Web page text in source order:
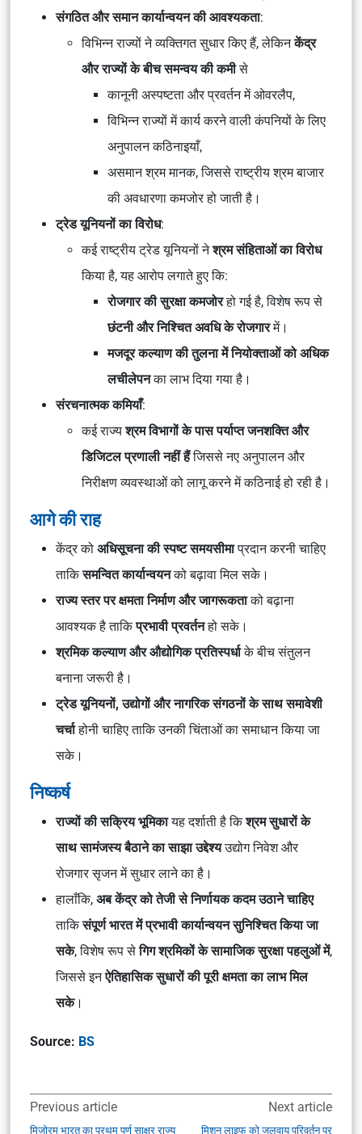
संगठित और समान कार्यान्वयन की आवश्यकता:
विभिन्न राज्यों ने व्यक्तिगत सुधार किए हैं, लेकिनकेंद्र
और राज्यों के बीच समन्वय की कमीसे
कानूनी अस्पष्टता और प्रवर्तन में ओवरलैप,
विभिन्न राज्यों में कार्य करने वाली कंपनियों के लिए
अनुपालन कठिनाइयाँ,
असमान श्रम मानक, जिससे राष्ट्रीय श्रम बाजार
की अवधारणा कमजोर हो जाती है।
ट्रेड यूनियनों का विरोध:
कई राष्ट्रीय ट्रेड यूनियनों नेश्रम संहिताओं का विरोध
किया है, यह आरोप लगाते हुए कि:
रोजगार की सुरक्षा कमजोरहो गई है, विशेष रूप से
छंटनी और निश्चित अवधि के रोजगारमें।
मजदूर कल्याण की तुलना में नियोक्ताओं को अधिक
लचीलेपनका लाभ दिया गया है।
संरचनात्मक कमियाँ:
कई राज्यश्रम विभागों के पास पर्याप्त जनशक्ति और
डिजिटल प्रणाली नहीं हैंजिससे नए अनुपालन और
निरीक्षण व्यवस्थाओं को लागू करने में कठिनाई हो रही है।
आगे की राह
केंद्र को अधिसूचना की स्पष्ट समयसीमाप्रदान करनी चाहिए
ताकिसमन्वित कार्यान्वयनको बढ़ावा मिल सके।
राज्य स्तर पर क्षमता निर्माण और जागरूकताको बढ़ाना
आवश्यक है ताकिप्रभावी प्रवर्तनहो सके।
श्रमिक कल्याण और औद्योगिक प्रतिस्पर्धाके बीच संतुलन
बनाना जरूरी है।
ट्रेड यूनियनों, उद्योगों और नागरिक संगठनों के साथ समावेशी
चर्चाहोनी चाहिए ताकि उनकी चिंताओं का समाधान किया जा
सके।
निष्कर्ष
राज्यों की सक्रिय भूमिकायह दर्शाती है किश्रम सुधारों के
साथ सामंजस्य बैठाने का साझा उद्देश्यउद्योग निवेश और
रोजगार सृजन में सुधार लाने का है।
हालाँकि, अब केंद्र को तेजी से निर्णायक कदम उठाने चाहिए
ताकिसंपूर्ण भारत में प्रभावी कार्यान्वयन सुनिश्चित किया जा
सके, विशेष रूप सेगिग श्रमिकों के सामाजिक सुरक्षा पहलुओं में,
जिससे इनऐतिहासिक सुधारों की पूरी क्षमता का लाभ मिल
सके।
Source: BS
Previous article
मिजोरम भारत का प्रथम पूर्ण साक्षर राज्य
Next article
मिशन लाइफ को जलवायु परिवर्तन पर